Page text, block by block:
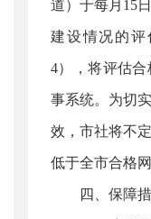
道）于每月15
建设情况的
4），将评估
事系统。为切
效，市社将不
低于全市合格
四、保障措